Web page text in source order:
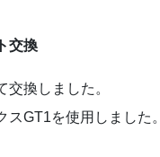
交換
換しました。
GT1を使用しました。